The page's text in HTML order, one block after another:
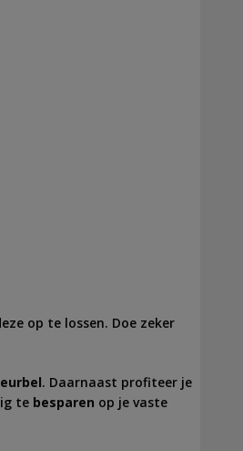
op te lossen. Doe zeker
. Daarnaast profiteer je
te besparen op je vaste